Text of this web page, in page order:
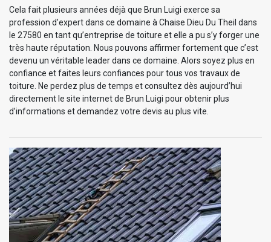
Cela fait plusieurs années déjà que Brun Luigi exerce sa
profession d’expert dans ce domaine à Chaise Dieu Du Theil dans
le 27580 en tant qu’entreprise de toiture et elle a pu s’y forger une
très haute réputation. Nous pouvons affirmer fortement que c’est
devenu un véritable leader dans ce domaine. Alors soyez plus en
confiance et faites leurs confiances pour tous vos travaux de
toiture. Ne perdez plus de temps et consultez dès aujourd’hui
directement le site internet de Brun Luigi pour obtenir plus
d’informations et demandez votre devis au plus vite.